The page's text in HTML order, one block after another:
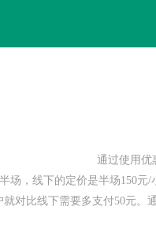
通过使用优
场，线下的定价是半场150
就对比线下需要多支付50元。